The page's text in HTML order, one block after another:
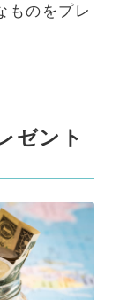
ものをプレ
ゼント